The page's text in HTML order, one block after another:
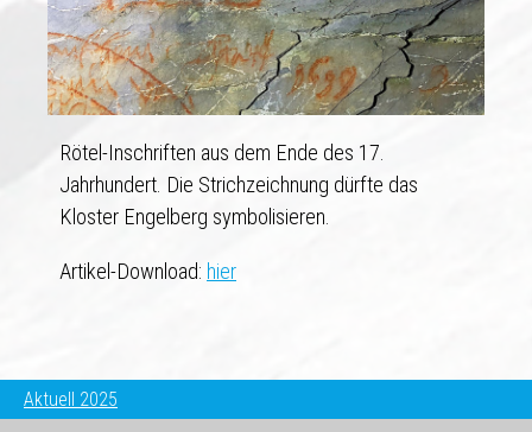
Rötel-Inschriften aus dem Ende des 17.
Jahrhundert. Die Strichzeichnung dürfte das
Kloster Engelberg symbolisieren.
Artikel-Download: hier
Aktuell 2025